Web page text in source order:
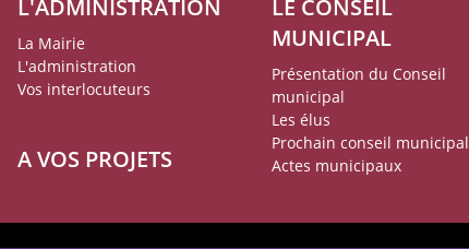
L'ADMINISTRATION
La Mairie
L'administration
Vos interlocuteurs
A VOS PROJETS
LE CONSEIL
MUNICIPAL
Présentation du Conseil
municipal
Les élus
Prochain conseil municipal
Actes municipaux